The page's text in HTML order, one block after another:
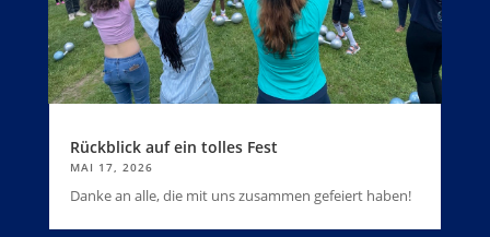
Rückblick auf ein tolles Fest
MAI 17, 2026
Danke an alle, die mit uns zusammen gefeiert haben!